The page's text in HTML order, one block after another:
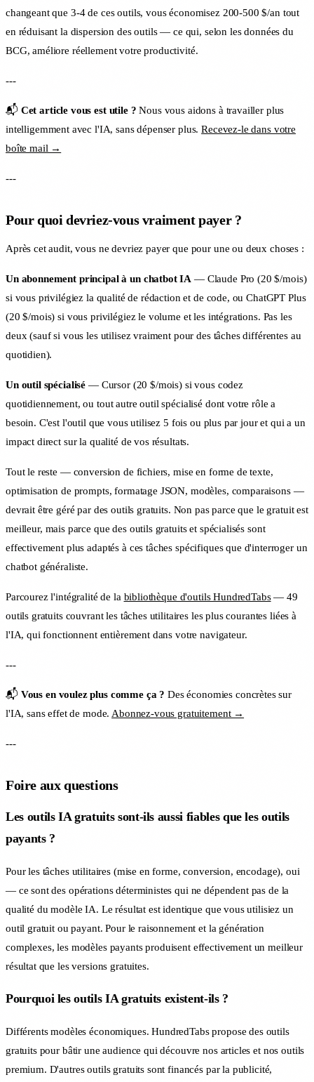
changeant que 3-4 de ces outils, vous économisez 200-500 $/an tout
en réduisant la dispersion des outils — ce qui, selon les données du
BCG, améliore réellement votre productivité.
---
📬 Cet article vous est utile ? Nous vous aidons à travailler plus
intelligemment avec l'IA, sans dépenser plus.Recevez-le dans votre
boîte mail →
---
Pour quoi devriez-vous vraiment payer ?
Après cet audit, vous ne devriez payer que pour une ou deux choses :
Un abonnement principal à un chatbot IA — Claude Pro (20 $/mois)
si vous privilégiez la qualité de rédaction et de code, ou ChatGPT Plus
(20 $/mois) si vous privilégiez le volume et les intégrations. Pas les
deux (sauf si vous les utilisez vraiment pour des tâches différentes au
quotidien).
Un outil spécialisé — Cursor (20 $/mois) si vous codez
quotidiennement, ou tout autre outil spécialisé dont votre rôle a
besoin. C'est l'outil que vous utilisez 5 fois ou plus par jour et qui a un
impact direct sur la qualité de vos résultats.
Tout le reste — conversion de fichiers, mise en forme de texte,
optimisation de prompts, formatage JSON, modèles, comparaisons —
devrait être géré par des outils gratuits. Non pas parce que le gratuit est
meilleur, mais parce que des outils gratuits et spécialisés sont
effectivement plus adaptés à ces tâches spécifiques que d'interroger un
chatbot généraliste.
Parcourez l'intégralité de la bibliothèque d'outils HundredTabs— 49
outils gratuits couvrant les tâches utilitaires les plus courantes liées à
l'IA, qui fonctionnent entièrement dans votre navigateur.
---
📬 Vous en voulez plus comme ça ? Des économies concrètes sur
l'IA, sans effet de mode. Abonnez-vous gratuitement →
---
Foire aux questions
Les outils IA gratuits sont-ils aussi fiables que les outils
payants ?
Pour les tâches utilitaires (mise en forme, conversion, encodage), oui
— ce sont des opérations déterministes qui ne dépendent pas de la
qualité du modèle IA. Le résultat est identique que vous utilisiez un
outil gratuit ou payant. Pour le raisonnement et la génération
complexes, les modèles payants produisent effectivement un meilleur
résultat que les versions gratuites.
Pourquoi les outils IA gratuits existent-ils ?
Différents modèles économiques. HundredTabs propose des outils
gratuits pour bâtir une audience qui découvre nos articles et nos outils
premium. D'autres outils gratuits sont financés par la publicité,